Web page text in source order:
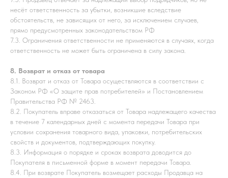
несёт ответственность за убытки, возникшие вследствие
обстоятельств, не зависящих от него, за исключением случаев,
прямо предусмотренных законодательством РФ
7.3. Ограничения ответственности не применяются в случаях, когда
ответственность не может быть ограничена в силу закона.
8. Возврат и отказ от товара
8.1. Возврат и отказ от Товара осуществляются в соответствии с
Законом РФ «О защите прав потребителей» и Постановлением
Правительства РФ № 2463.
8.2. Покупатель вправе отказаться от Товара надлежащего качества
в течение 7 календарных дней с момента передачи Товара при
условии сохранения товарного вида, упаковки, потребительских
свойств и документов, подтверждающих покупку.
8.3. Информация о порядке и сроках возврата доводится до
Покупателя в письменной форме в момент передачи Товара.
8.4. При возврате Покупатель возмещает расходы Продавца на